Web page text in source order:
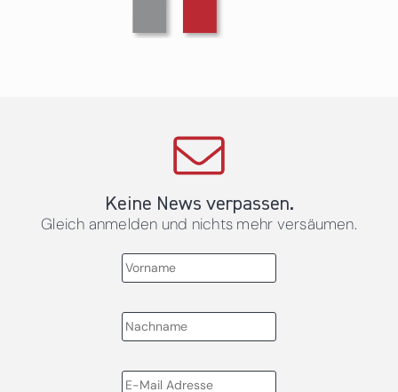
Keine News verpassen.
Gleich anmelden und nichts mehr versäumen.